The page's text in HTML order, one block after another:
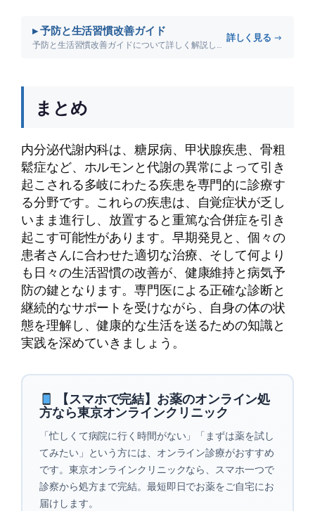
▸ 予防と生活習慣改善ガイド
予防と生活習慣改善ガイドについて詳しく解説します。
詳しく見る →
まとめ
内分泌代謝内科は、糖尿病、甲状腺疾患、骨粗
鬆症など、ホルモンと代謝の異常によって引き
起こされる多岐にわたる疾患を専門的に診療す
る分野です。これらの疾患は、自覚症状が乏し
いまま進行し、放置すると重篤な合併症を引き
起こす可能性があります。早期発見と、個々の
患者さんに合わせた適切な治療、そして何より
も日々の生活習慣の改善が、健康維持と病気予
防の鍵となります。専門医による正確な診断と
継続的なサポートを受けながら、自身の体の状
態を理解し、健康的な生活を送るための知識と
実践を深めていきましょう。
【スマホで完結】お薬のオンライン処
方なら東京オンラインクリニック
「忙しくて病院に行く時間がない」「まずは薬を試し
てみたい」という方には、オンライン診療がおすすめ
です。東京オンラインクリニックなら、スマホ一つで
診察から処方まで完結。最短即日でお薬をご自宅にお
届けします。